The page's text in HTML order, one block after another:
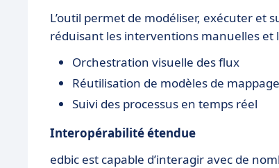
L’outil permet de modéliser, exécuter et
réduisant les interventions manuelles et
Orchestration visuelle des flux
Réutilisation de modèles de mappage
Suivi des processus en temps réel
Interopérabilité étendue
edbic est capable d’interagir avec de